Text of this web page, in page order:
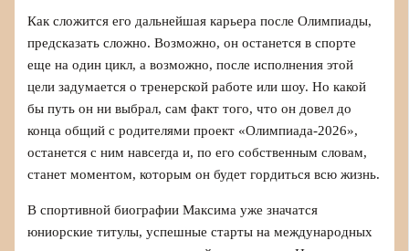
Как сложится его дальнейшая карьера после Олимпиады,
предсказать сложно. Возможно, он останется в спорте
еще на один цикл, а возможно, после исполнения этой
цели задумается о тренерской работе или шоу. Но какой
бы путь он ни выбрал, сам факт того, что он довел до
конца общий с родителями проект «Олимпиада-2026»,
останется с ним навсегда и, по его собственным словам,
станет моментом, которым он будет гордиться всю жизнь.
В спортивной биографии Максима уже значатся
юниорские титулы, успешные старты на международных